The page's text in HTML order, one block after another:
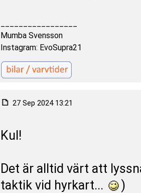
Mumba Svensson
Instagram: EvoSupra21
27 Sep 2024 13:21
Kul!
Det är alltid värt att
taktik vid hyrkart...
)